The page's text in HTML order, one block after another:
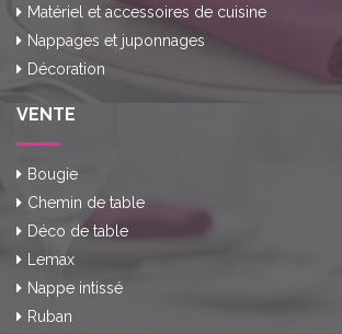
Matériel et accessoires de cuisine
Nappages et juponnages
Décoration
VENTE
Bougie
Chemin de table
Déco de table
Lemax
Nappe intissé
Ruban